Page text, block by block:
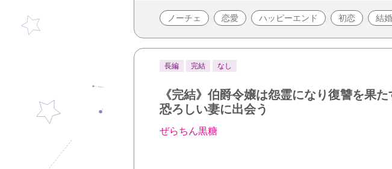
ノーチェ 恋愛 ハッピーエンド 初恋 結婚
長編 完結 なし
《完結》伯爵令嬢は怨霊になり復讐を果
恐ろしい妻に出会う
ぜらちん黒糖